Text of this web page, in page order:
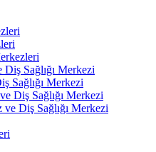
Sağlığı Merkezi
Sağlığı Merkezi
Diş Sağlığı Merkezi
Diş Sağlığı Merkezi